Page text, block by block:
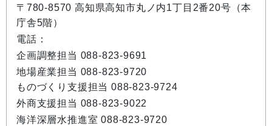
〒780-8570 高知県高知市丸ノ内1丁目2番20号（本
庁舎5階）
電話：
企画調整担当 088-823-9691
地場産業担当 088-823-9720
ものづくり支援担当 088-823-9724
外商支援担当 088-823-9022
海洋深層水推進室 088-823-9720